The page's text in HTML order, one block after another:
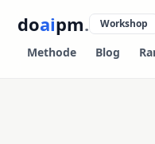
doaipm.
Methode Blog
Workshop